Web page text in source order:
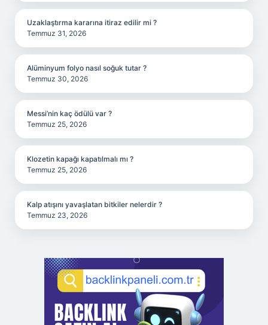
Uzaklaştırma kararına itiraz edilir mi ?
Temmuz 31, 2026
Alüminyum folyo nasıl soğuk tutar ?
Temmuz 30, 2026
Messi’nin kaç ödülü var ?
Temmuz 25, 2026
Klozetin kapağı kapatılmalı mı ?
Temmuz 25, 2026
Kalp atışını yavaşlatan bitkiler nelerdir ?
Temmuz 23, 2026